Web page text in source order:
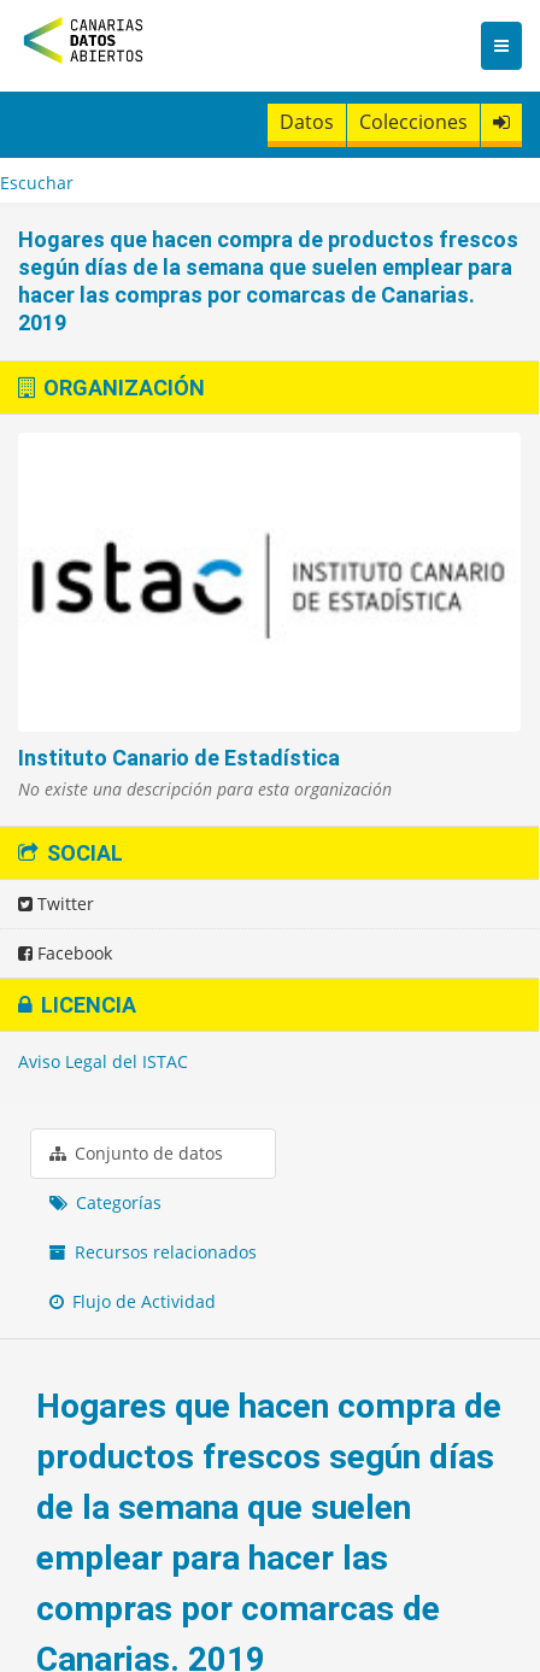
n
t
Datos Colecciones
Escuchar
Hogares que hacen compra de productos frescos
según días de la semana que suelen emplear para
hacer las compras por comarcas de Canarias.
2019
ORGANIZACIÓN
Instituto Canario de Estadística
No existe una descripción para esta organización
SOCIAL
Twitter
Facebook
LICENCIA
Aviso Legal del ISTAC
Conjunto de datos
Categorías
Recursos relacionados
Flujo de Actividad
Hogares que hacen compra de
productos frescos según días
de la semana que suelen
emplear para hacer las
compras por comarcas de
Canarias. 2019